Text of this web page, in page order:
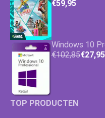
€59,95
Windows 10
€102,85€27,95
TOP PRODUCTEN